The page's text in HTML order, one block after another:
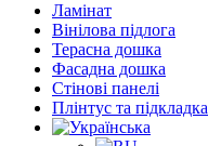
Ламінат
Вінілова підлога
Терасна дошка
Фасадна дошка
Стінові панелі
Плінтус та підкладка